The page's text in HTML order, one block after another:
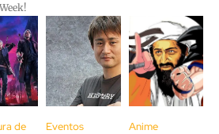
de
Eventos Anime